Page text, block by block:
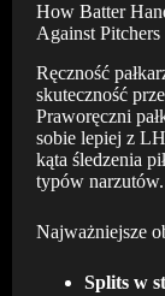
How Batter
Against Pitchers
Ręczność
skuteczność
Praworęczni
sobie lepiej z
kąta śledzenia
typów narzutów.
Najważniejsze
Splits w